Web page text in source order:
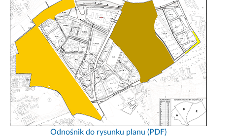
Odnośnik do rysunku planu (PDF)